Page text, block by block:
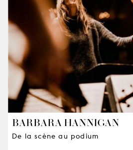
BARBARA HANNIGAN
De la scène au podium